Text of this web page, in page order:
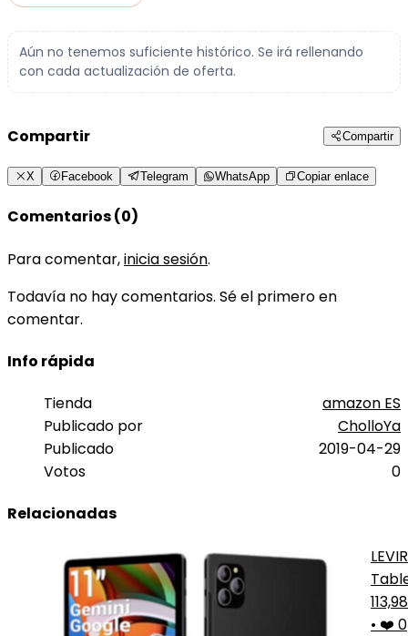
Aún no tenemos suficiente histórico. Se irá rellenando
con cada actualización de oferta.
Compartir Compartir
X Facebook Telegram WhatsApp Copiar enlace
Comentarios (0)
Para comentar,inicia sesión.
Todavía no hay comentarios. Sé el primero en
comentar.
Info rápida
Tienda
amazon ES
Publicado por
CholloYa
Publicado
2019-04-29
Votos
0
Relacionadas
Pro
• ❤️ 0